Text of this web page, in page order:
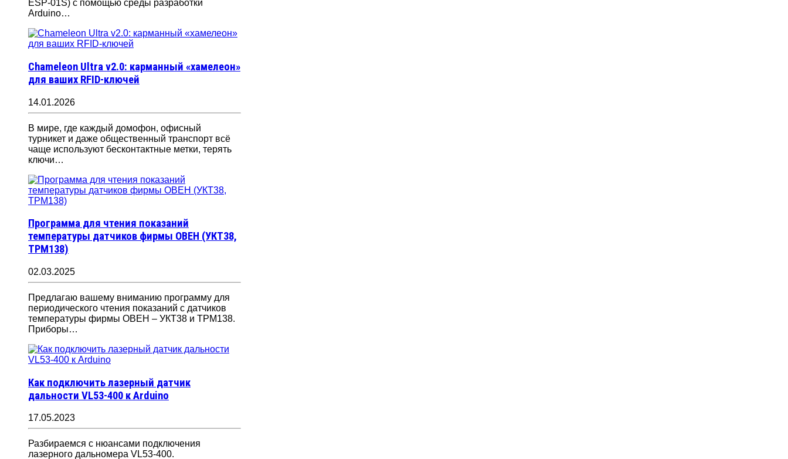
ESP-01S) с помощью среды разработки
Arduino…
Chameleon Ultra v2.0: карманный «хамелеон»
для ваших RFID-ключей
14.01.2026
В мире, где каждый домофон, офисный
турникет и даже общественный транспорт всё
чаще используют бесконтактные метки, терять
ключи…
Программа для чтения показаний
температуры датчиков фирмы ОВЕН (УКТ38,
ТРМ138)
02.03.2025
Предлагаю вашему вниманию программу для
периодического чтения показаний с датчиков
температуры фирмы ОВЕН – УКТ38 и ТРМ138.
Приборы…
Как подключить лазерный датчик
дальности VL53-400 к Arduino
17.05.2023
Разбираемся с нюансами подключения
лазерного дальномера VL53-400.